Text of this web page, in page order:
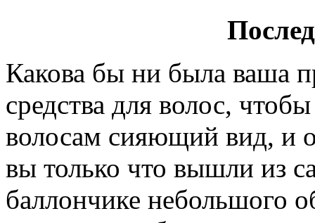
Какова бы ни была ваша
средства для волос,
волосам сияющий вид, и
вы только что вышли из
баллончике небольшого